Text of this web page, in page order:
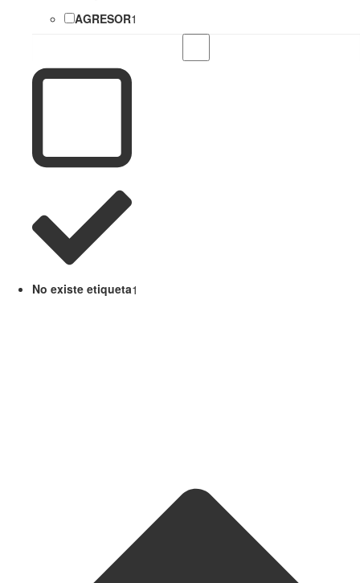
AGRESOR1
No existe etiqueta1